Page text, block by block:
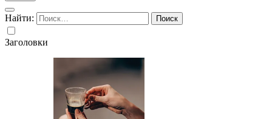
Найти:
Заголовки